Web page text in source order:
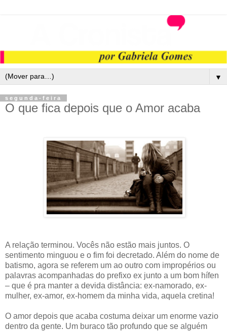
▼
segunda-feira
O que fica depois que o Amor acaba
A relação terminou. Vocês não estão mais juntos. O
sentimento minguou e o fim foi decretado. Além do nome de
batismo, agora se referem um ao outro com impropérios ou
palavras acompanhadas do prefixo ex junto a um bom hífen
– que é pra manter a devida distância: ex-namorado, ex-
mulher, ex-amor, ex-homem da minha vida, aquela cretina!
O amor depois que acaba costuma deixar um enorme vazio
dentro da gente. Um buraco tão profundo que se alguém